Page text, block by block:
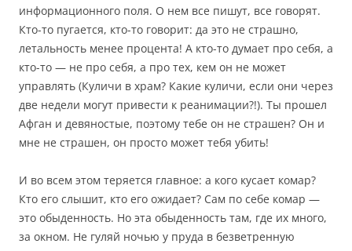
информационного поля. О нем все пишут, все говорят.
Кто-то пугается, кто-то говорит: да это не страшно,
летальность менее процента! А кто-то думает про себя, а
кто-то — не про себя, а про тех, кем он не может
управлять (Куличи в храм? Какие куличи, если они через
две недели могут привести к реанимации?!). Ты прошел
Афган и девяностые, поэтому тебе он не страшен? Он и
мне не страшен, он просто может тебя убить!
И во всем этом теряется главное: а кого кусает комар?
Кто его слышит, кто его ожидает? Сам по себе комар —
это обыденность. Но эта обыденность там, где их много,
за окном. Не гуляй ночью у пруда в безветренную